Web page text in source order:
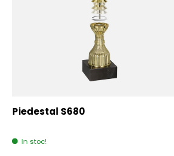
Piedestal S680
In stoc!